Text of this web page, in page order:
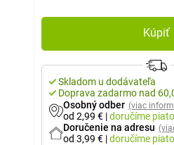
Kúpiť
Skladom u dodávateľa
Doprava zadarmo nad
Osobný odber (viac
od 2,99 € |doručíme
Doručenie na adresu
od 3,99 € |doručíme